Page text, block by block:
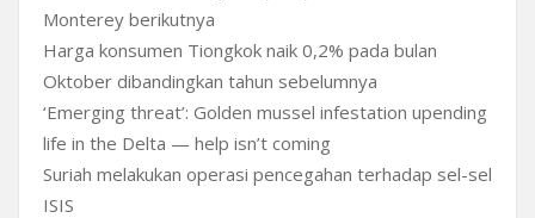
Monterey berikutnya
Harga konsumen Tiongkok naik 0,2% pada bulan
Oktober dibandingkan tahun sebelumnya
‘Emerging threat’: Golden mussel infestation upending
life in the Delta — help isn’t coming
Suriah melakukan operasi pencegahan terhadap sel-sel
ISIS